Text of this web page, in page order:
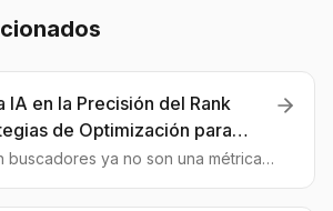
IA en la Precisión del Rank
de Optimización para
buscadores ya no son una métrica